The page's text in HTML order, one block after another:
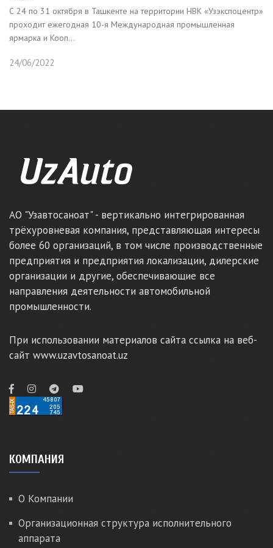
С 24 по 31 октября в Ташкенте на территории НВК «Узэкспоцентр»
проходит ежегодная 10-я Международная промышленная
ярмарка и Кооп...
24/06/2022
АО "Узавтосаноат" - вертикально интегрированная
трёхуровневая компания, представляющая интересы
более 60 организаций, в том числе производственные
предприятия и предприятия локализации, дилерские
организации и другие, обеспечивающие все
направления деятельности автомобильной
промышленности.
При использовании материалов сайта ссылка на веб-
сайт www.uzavtosanoat.uz
КОМПАНИЯ
О Компании
Организационная структура исполнительного
аппарата